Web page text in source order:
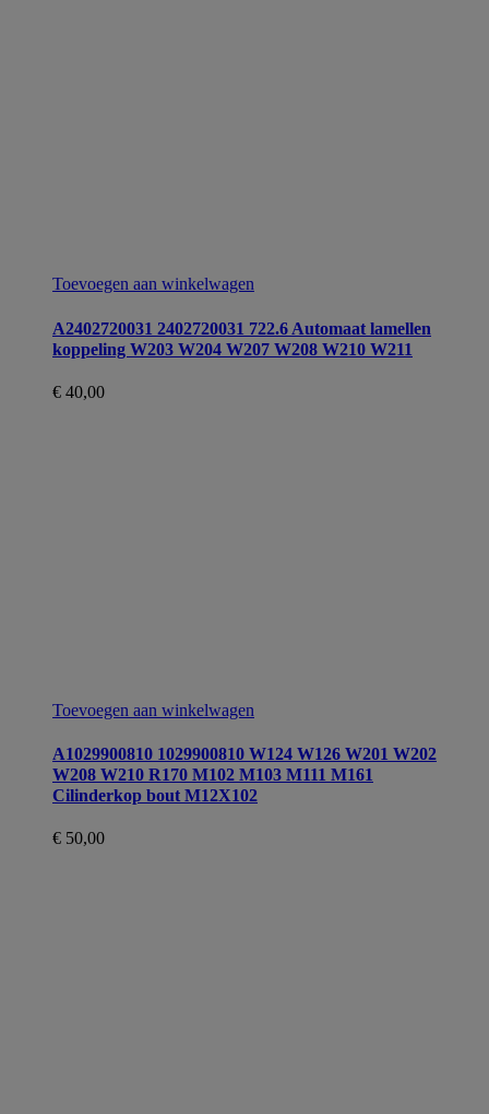
Toevoegen aan winkelwagen
A2402720031 2402720031 722.6 Automaat lamellen
koppeling W203 W204 W207 W208 W210 W211
€ 40,00
Toevoegen aan winkelwagen
A1029900810 1029900810 W124 W126 W201 W202
W208 W210 R170 M102 M103 M111 M161
Cilinderkop bout M12X102
€ 50,00